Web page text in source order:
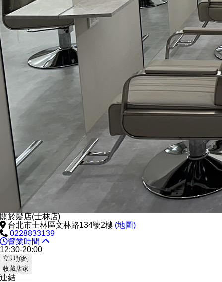
關於髮店(士林店)
台北市士林區文林路134號2樓 (地圖)
0228833139
營業時間
12:30-20:00
立即預約
收藏店家
連結